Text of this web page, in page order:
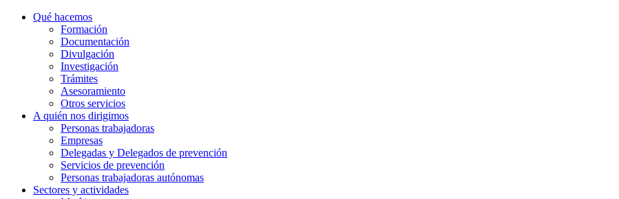
Qué hacemos
Formación
Documentación
Divulgación
Investigación
Trámites
Asesoramiento
Otros servicios
A quién nos dirigimos
Personas trabajadoras
Empresas
Delegadas y Delegados de prevención
Servicios de prevención
Personas trabajadoras autónomas
Sectores y actividades